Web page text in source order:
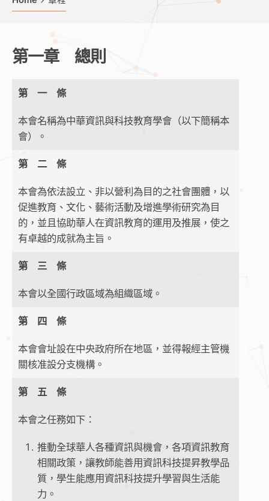
第一章 總則
第 一 條
本會名稱為中華資訊與科技教育學會（以下簡稱本
會）。
第 二 條
本會為依法設立、非以營利為目的之社會團體，以
促進教育、文化、藝術活動及增進學術研究為目
的，並且協助華人在資訊教育的運用及推展，使之
有卓越的成就為主旨。
第 三 條
本會以全國行政區域為組織區域。
第 四 條
本會會址設在中央政府所在地區，並得報經主管機
關核准設分支機構。
第 五 條
本會之任務如下：
推動全球華人各種資訊與機會，各項資訊教育
相關政策，讓教師能善用資訊科技提昇教學品
質，學生能應用資訊科技提升學習與生活能
力。